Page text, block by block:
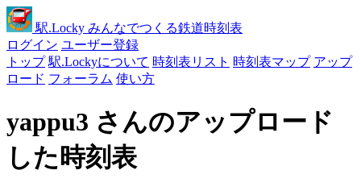
駅.Locky みんなでつくる鉄道時刻表
ログイン ユーザー登録
トップ 駅.Lockyについて 時刻表リスト 時刻表マップ アップ
ロード フォーラム 使い方
yappu3 さんのアップロード
した時刻表